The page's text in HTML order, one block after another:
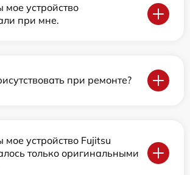
мое устройство
при мне.
при ремонте?
мое устройство Fujitsu
только оригинальными